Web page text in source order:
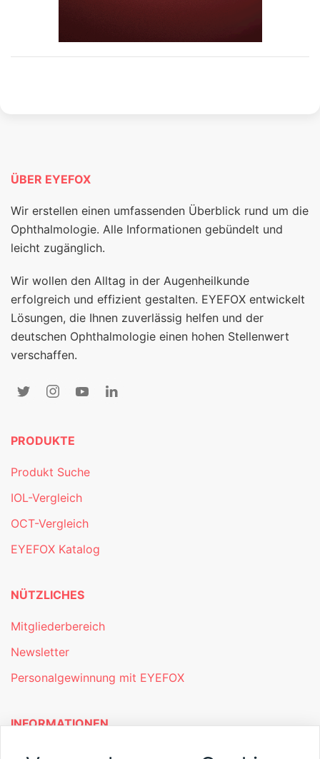
ÜBER EYEFOX
Wir erstellen einen umfassenden Überblick rund um die
Ophthalmologie. Alle Informationen gebündelt und
leicht zugänglich.
Wir wollen den Alltag in der Augenheilkunde
erfolgreich und effizient gestalten. EYEFOX entwickelt
Lösungen, die Ihnen zuverlässig helfen und der
deutschen Ophthalmologie einen hohen Stellenwert
verschaffen.
PRODUKTE
Produkt Suche
IOL-Vergleich
OCT-Vergleich
EYEFOX Katalog
NÜTZLICHES
Mitgliederbereich
Newsletter
Personalgewinnung mit EYEFOX
INFORMATIONEN
Was ist EYEFOX – Ihre Möglichkeiten